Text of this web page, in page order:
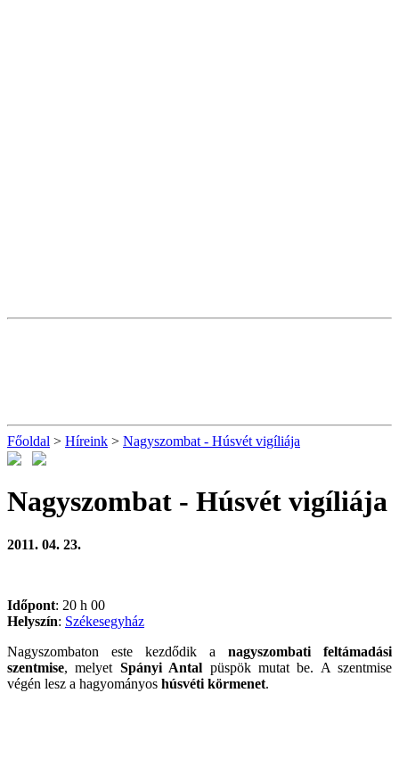
Főoldal > Híreink > Nagyszombat - Húsvét vigíliája
Nagyszombat - Húsvét vigíliája
2011. 04. 23.
Időpont: 20 h 00
Helyszín: Székesegyház
Nagyszombaton este kezdődik a nagyszombati feltámadási
szentmise, melyet Spányi Antal püspök mutat be. A szentmise
végén lesz a hagyományos húsvéti körmenet.